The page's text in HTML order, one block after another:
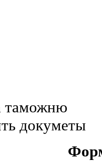
таможню
докуметы